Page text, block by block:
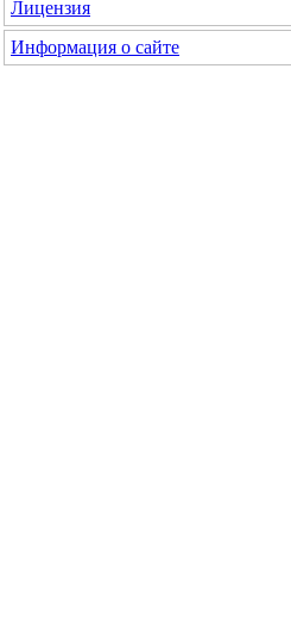
Лицензия
Информация о сайте